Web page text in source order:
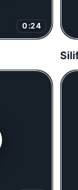
0:24